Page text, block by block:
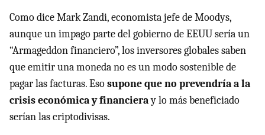
Como dice Mark Zandi, economista jefe de Moodys,
aunque un impago parte del gobierno de EEUU sería un
“Armageddon financiero”, los inversores globales saben
que emitir una moneda no es un modo sostenible de
pagar las facturas. Esosupone que no prevendría a la
crisis económica y financieray lo más beneficiado
serían las criptodivisas.